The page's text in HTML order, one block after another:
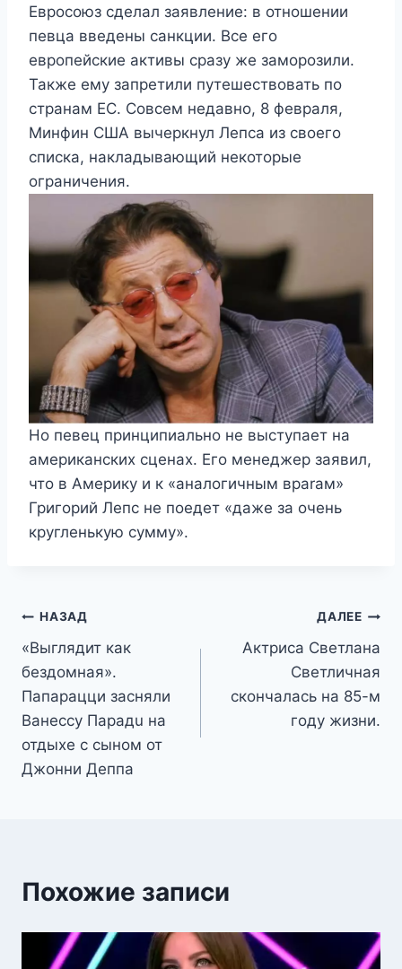
Евросоюз сделал заявление: в отношении
певца введены санкции. Все его
европейские активы сразу же заморозили.
Также ему запретили путешествовать по
странам ЕС. Совсем недавно, 8 февраля,
Минфин США вычеркнул Лепса из своего
списка, накладывающий некоторые
ограничения.
Но певец принципиально не выступает на
американских сценах. Его менеджер заявил,
что в Америку и к «аналогичным враrам»
Григорий Лепс не поедет «даже за очень
кругленькую сумму».
Навигация
по
записям
НАЗАД
«Выглядит как
бездомная».
Папарацци засняли
Ванессу Парадu на
отдыхе с сыном от
Джонни Деппа
ДАЛЕЕ
Актриса Светлана
Светличная
скончалась на 85-м
году жизни.
Похожие записи